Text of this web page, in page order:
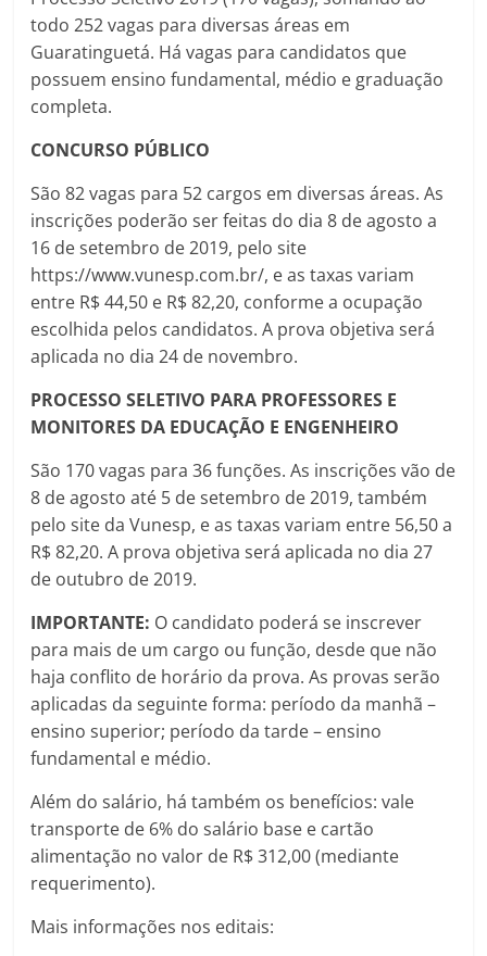
todo 252 vagas para diversas áreas em
Guaratinguetá. Há vagas para candidatos que
possuem ensino fundamental, médio e graduação
completa.
CONCURSO PÚBLICO
São 82 vagas para 52 cargos em diversas áreas. As
inscrições poderão ser feitas do dia 8 de agosto a
16 de setembro de 2019, pelo site
https://www.vunesp.com.br/, e as taxas variam
entre R$ 44,50 e R$ 82,20, conforme a ocupação
escolhida pelos candidatos. A prova objetiva será
aplicada no dia 24 de novembro.
PROCESSO SELETIVO PARA PROFESSORES E
MONITORES DA EDUCAÇÃO E ENGENHEIRO
São 170 vagas para 36 funções. As inscrições vão de
8 de agosto até 5 de setembro de 2019, também
pelo site da Vunesp, e as taxas variam entre 56,50 a
R$ 82,20. A prova objetiva será aplicada no dia 27
de outubro de 2019.
IMPORTANTE: O candidato poderá se inscrever
para mais de um cargo ou função, desde que não
haja conflito de horário da prova. As provas serão
aplicadas da seguinte forma: período da manhã –
ensino superior; período da tarde – ensino
fundamental e médio.
Além do salário, há também os benefícios: vale
transporte de 6% do salário base e cartão
alimentação no valor de R$ 312,00 (mediante
requerimento).
Mais informações nos editais: